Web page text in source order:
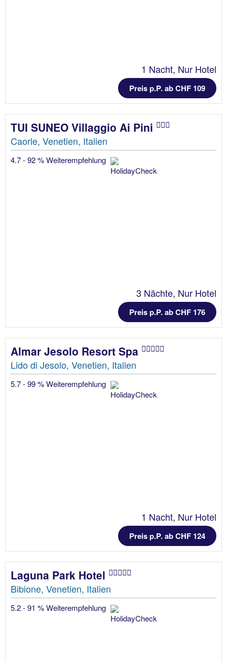
1 Nacht, Nur Hotel
Preis p.P. ab CHF 109
TUI SUNEO Villaggio Ai Pini
Caorle, Venetien, Italien
4.7 - 92 % Weiterempfehlung
3 Nächte, Nur Hotel
Preis p.P. ab CHF 176
Almar Jesolo Resort Spa
Lido di Jesolo, Venetien, Italien
5.7 - 99 % Weiterempfehlung
1 Nacht, Nur Hotel
Preis p.P. ab CHF 124
Laguna Park Hotel
Bibione, Venetien, Italien
5.2 - 91 % Weiterempfehlung